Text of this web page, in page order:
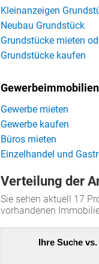
Kleinanzeigen
Neubau Grundstück
Grundstücke mieten
Grundstücke kaufen
Gewerbe mieten
Gewerbe kaufen
Büros mieten
Einzelhandel und
Verteilung der
Sie sehen aktuell 17
vorhandenen
Ihre Suche